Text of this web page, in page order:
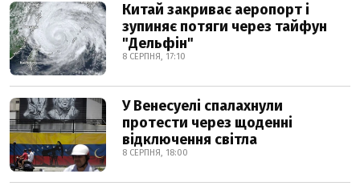
Китай закриває аеропорт і
зупиняє потяги через тайфун
"Дельфін"
8 СЕРПНЯ, 17:10
У Венесуелі спалахнули
протести через щоденні
відключення світла
8 СЕРПНЯ, 18:00